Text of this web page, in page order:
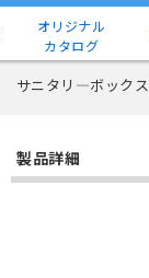
オリジナル
カタログ
サニタリ―ボックス
製品詳細